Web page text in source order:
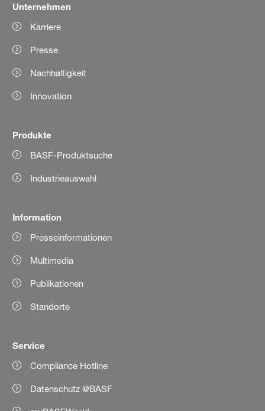
Unternehmen
Karriere
Presse
Nachhaltigkeit
Innovation
Produkte
BASF-Produktsuche
Industrieauswahl
Information
Presseinformationen
Multimedia
Publikationen
Standorte
Service
Compliance Hotline
Datenschutz @BASF